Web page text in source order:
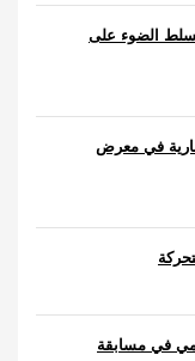
الضوء على
في معرض
في مسابقة